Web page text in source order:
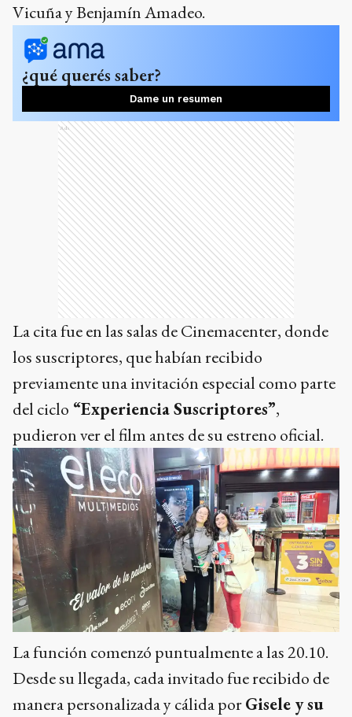
Vicuña y Benjamín Amadeo.
¿qué querés saber?
Dame un resumen
Ads
La cita fue en las salas de Cinemacenter, donde
los suscriptores, que habían recibido
previamente una invitación especial como parte
del ciclo “Experiencia Suscriptores”,
pudieron ver el film antes de su estreno oficial.
La función comenzó puntualmente a las 20.10.
Desde su llegada, cada invitado fue recibido de
manera personalizada y cálida porGisele y su